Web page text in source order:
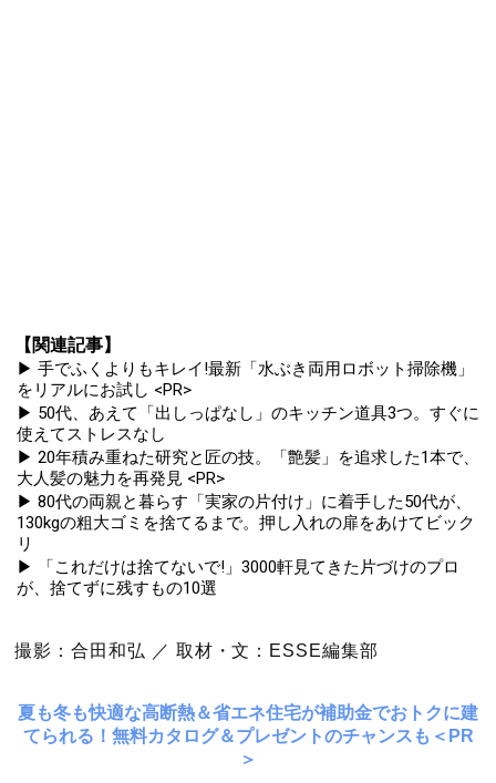
【関連記事】
▶ 手でふくよりもキレイ!最新「水ぶき両用ロボット掃除機」
をリアルにお試し <PR>
▶ 50代、あえて「出しっぱなし」のキッチン道具3つ。すぐに
使えてストレスなし
▶ 20年積み重ねた研究と匠の技。「艶髪」を追求した1本で、
大人髪の魅力を再発見 <PR>
▶ 80代の両親と暮らす「実家の片付け」に着手した50代が、
130kgの粗大ゴミを捨てるまで。押し入れの扉をあけてビック
リ
▶ 「これだけは捨てないで!」3000軒見てきた片づけのプロ
が、捨てずに残すもの10選
撮影：合田和弘 ／ 取材・文：ESSE編集部
夏も冬も快適な高断熱＆省エネ住宅が補助金でおトクに建
てられる！無料カタログ＆プレゼントのチャンスも＜PR
＞